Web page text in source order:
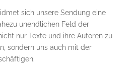
sich unsere Sendung eine
unendlichen Feld der
nur Texte und ihre Autoren zu
sondern uns auch mit der